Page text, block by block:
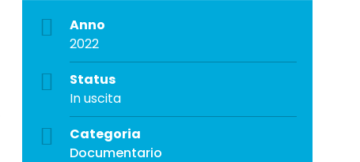
Anno
2022
Status
In uscita
Categoria
Documentario